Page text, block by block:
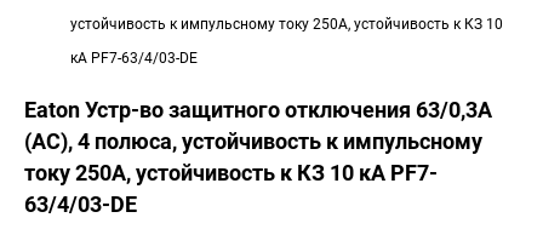
устойчивость к импульсному току 250А, устойчивость к КЗ 10
кА PF7-63/4/03-DE
Eaton Устр-во защитного отключения 63/0,3А
(АС), 4 полюса, устойчивость к импульсному
току 250А, устойчивость к КЗ 10 кА PF7-
63/4/03-DE